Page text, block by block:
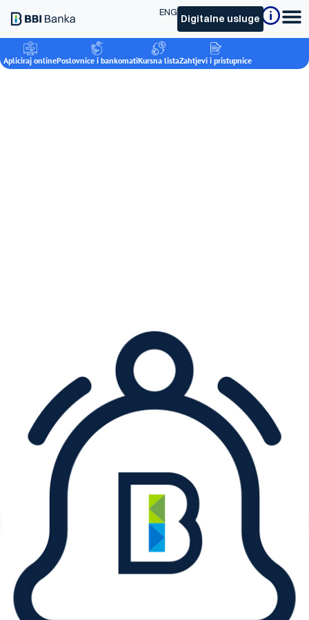
Digitalne usluge
ENG
Apliciraj onlinePoslovnice i bankomatiKursna listaZahtjevi i pristupnice